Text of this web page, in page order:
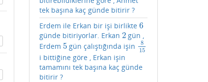
tek başına kaç günde bitirir ?
Erdem ile Erkan bir işi birlikte 6
6
günde bitiriyorlar. Erkan 2
2 gün ,
Erdem 5
5 gün çalıştığında işin
8
15
815
i bittiğine göre , Erkan işin
tamamını tek başına kaç günde
bitirir ?